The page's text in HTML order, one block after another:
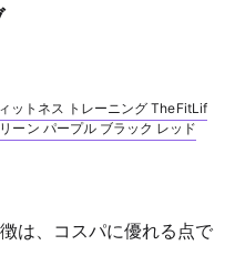
ットネス トレーニング TheFitLif
ーン パープル ブラック レッド
は、コスパに優れる点で